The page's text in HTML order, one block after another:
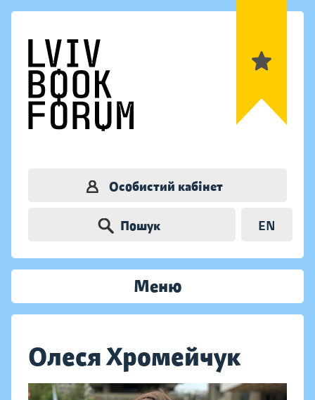
Особистий кабінет
Пошук EN
Меню
Олеся Хромейчук